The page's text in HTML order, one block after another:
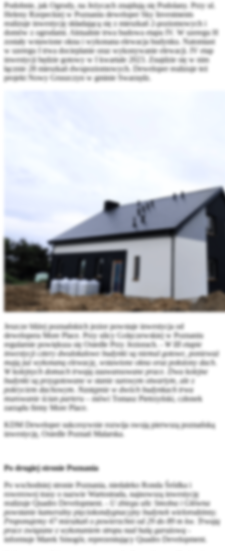
Podobnie, jak Ogrody, na Jeżycach znajdują się Podolany. Przy ul.
Heleny Rzepeckiej w Poznaniu deweloper Sky Investments
realizuje inwestycję składającą się z mieszkań 2-poziomowych i
domów z ogrodami. Aktualnie trwa budowa etapu IV. W szeregu H
zostały wstawione okna i wykonana elewacja budynku. Natomiast
w szeregu I trwa docieplanie oraz wykonywanie elewacji. IV etap
inwestycji będzie gotowy w I kwartale 2023. Znajdzie się w nim
łącznie 28 mieszkań dwupoziomowych. Deweloper realizuje też
projekt Nowy Gruszczyn w gminie Swarzędz.
Jeszcze bliżej poznańskich jezior powstaje inwestycja od
dewelopera More Place. Przy ulicy Golęczewskiej w Poznaniu
regularnie powiększa się Osiedle Przy Jeziorach. -
W III etapie
inwestycji cztery dwulokalowe budynki są niemal gotowe, ponieważ
mają już wykonaną elewację, wstawione okna oraz położony dach.
W kolejnych domach trwają zaawansowane prace. Dwa kolejne
budynki są przygotowane w stanie surowym otwartym, ale z
pokryciem dachowym. Następnie w dwóch budynkach trwa
murowanie ścian parteru– mówi Tomasz Pietrzyński, członek
zarządu firmy More Place.
KDM Deweloper sukcesywnie rozwija swoją pierwszą poznańską
inwestycję, Osiedle Poznań Malarska.
Po drugiej stronie Poznania
Po wschodniej stronie Poznania, niedaleko Ronda Śródka i
rowerowej trasy o nazwie Wartostrada, najnowszą inwestycję
realizuje Quadro Development. -
U zbiegu ulic Smolna i Główna
powstanie kameralny pięciokondygnacyjny budynek wielorodzinny.
Proponujemy 47 mieszkań o powierzchni od 29 do 89 m kw. Trwają
prace związane z wykonaniem stropu nad halą garażową
informuje Marek Smogór, reprezentujący Quadro Development.